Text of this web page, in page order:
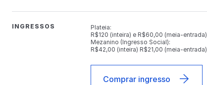
INGRESSOS
Plateia:
R$120 (inteira) e R$60,00 (meia-entrada)
Mezanino (Ingresso Social):
R$42,00 (inteira) R$21,00 (meia-entrada)
Comprar ingresso